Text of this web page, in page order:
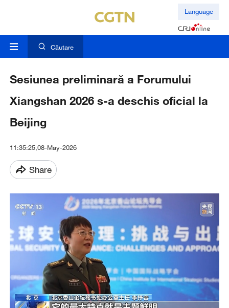
Language
Căutare
Sesiunea preliminară a Forumului
Xiangshan 2026 s-a deschis oficial la
Beijing
11:35:25,08-May-2026
Share